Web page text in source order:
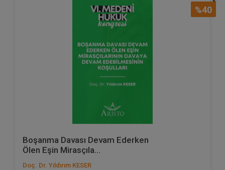
%40
Boşanma Davası Devam Ederken
Ölen Eşin Mirasçıla...
Doç. Dr. Yıldırım KESER